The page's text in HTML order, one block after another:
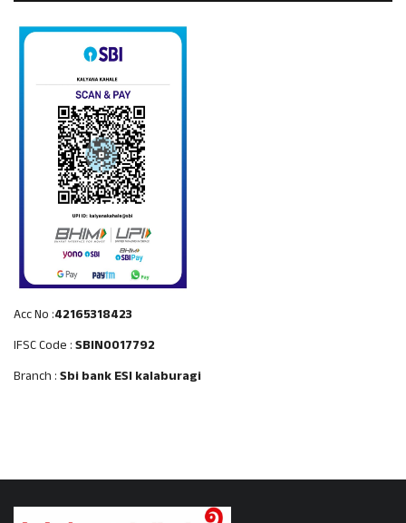
Acc No :42165318423
IFSC Code :SBIN0017792
Branch :Sbi bank ESI kalaburagi